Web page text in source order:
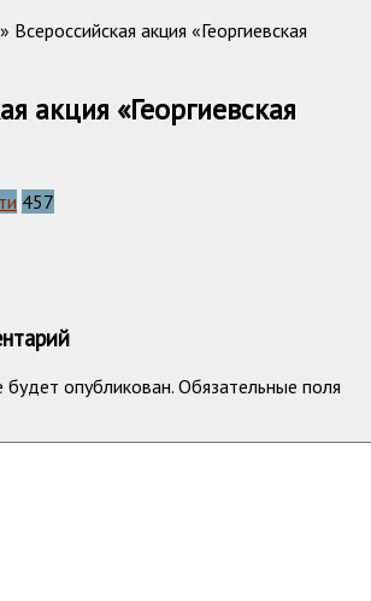
» Всероссийская акция «Георгиевская
акция «Георгиевская
457
опубликован. Обязательные поля